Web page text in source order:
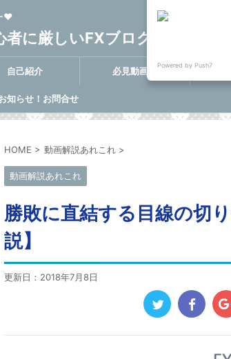
❤
者に厳しいFXブログ FX-Clover
自己紹介 必見動画集
知らせ！お問合せ
HOME > 動画解説あれこれ >
動画解説あれこれ
勝敗に直結する目線の切
説】
更新日： 2018年7月8日
Powered by Push7